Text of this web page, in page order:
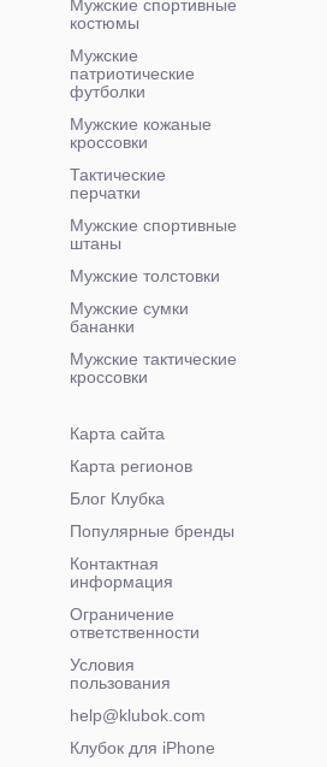
Мужские спортивные
костюмы
Мужские
патриотические
футболки
Мужские кожаные
кроссовки
Тактические
перчатки
Мужские спортивные
штаны
Мужские толстовки
Мужские сумки
бананки
Мужские тактические
кроссовки
Карта сайта
Карта регионов
Блог Клубка
Популярные бренды
Контактная
информация
Ограничение
ответственности
Условия
пользования
help@klubok.com
Клубок для iPhone